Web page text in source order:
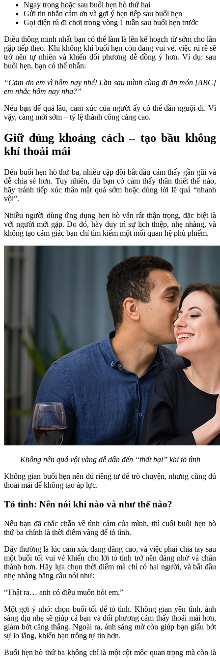
Ngay trong hoặc sau buổi hẹn hò thứ hai
Gửi tin nhắn cảm ơn và gợi ý hẹn tiếp sau buổi hẹn
Gọi điện rủ đi chơi trong vòng 1 tuần sau buổi hẹn trước
Điều thông minh nhất bạn có thể làm là lên kế hoạch từ sớm cho lần
gặp tiếp theo. Khi không khí buổi hẹn còn đang vui vẻ, việc rủ rê sẽ
trở nên tự nhiên và khiến đối phương dễ đồng ý hơn. Ví dụ: sau
buổi hẹn, bạn có thể nhắn:
“Cảm ơn em vì hôm nay nhé! Lần sau mình cùng đi ăn món [ABC]
em nhắc hôm nay nha?”
Nếu bạn để quá lâu, cảm xúc của người ấy có thể dần nguội đi. Vì
vậy, càng mời sớm – tỷ lệ thành công càng cao.
Giữ đúng khoảng cách – tạo bầu không
khí thoải mái
Đến buổi hẹn hò thứ ba, nhiều cặp đôi bắt đầu cảm thấy gần gũi và
dễ chia sẻ hơn. Tuy nhiên, dù bạn có cảm thấy thân thiết thế nào,
hãy tránh tiếp xúc thân mật quá sớm hoặc dùng lời lẽ quá “nhanh
vội”.
Nhiều người dùng ứng dụng hẹn hò vẫn rất thận trọng, đặc biệt là
với người mới gặp. Do đó, hãy duy trì sự lịch thiệp, nhẹ nhàng, và
không tạo cảm giác bạn chỉ tìm kiếm một mối quan hệ phù phiếm.
Không nên quá vội vàng dễ dẫn đến “thất bại” khi tỏ tình
Không gian buổi hẹn nên đủ riêng tư để trò chuyện, nhưng cũng đủ
thoải mái để không tạo áp lực.
Tỏ tình: Nên nói khi nào và như thế nào?
Nếu bạn đã chắc chắn về tình cảm của mình, thì cuối buổi hẹn hò
thứ ba chính là thời điểm vàng để tỏ tình.
Đây thường là lúc cảm xúc đang dâng cao, và việc phải chia tay sau
một buổi tối vui vẻ khiến cho lời tỏ tình trở nên đáng nhớ và chân
thành hơn. Hãy lựa chọn thời điểm mà chỉ có hai người, và bắt đầu
nhẹ nhàng bằng câu nói như:
“Thật ra… anh có điều muốn hỏi em.”
Một gợi ý nhỏ: chọn buổi tối để tỏ tình. Không gian yên tĩnh, ánh
sáng dịu nhẹ sẽ giúp cả bạn và đối phương cảm thấy thoải mái hơn,
giảm bớt căng thẳng. Ngoài ra, ánh sáng mờ còn giúp bạn giấu bớt
sự lo lắng, khiến bạn trông tự tin hơn.
Buổi hẹn hò thứ ba không chỉ là một cột mốc quan trọng mà còn là